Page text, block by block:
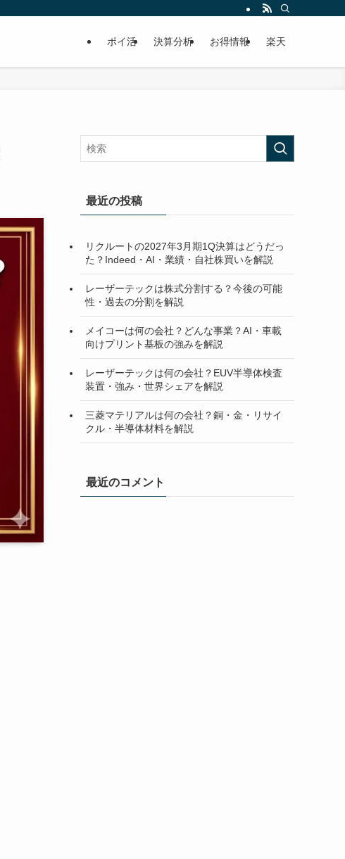
ポイ活 決算分析 お得情報 楽天
最近の投稿
リクルートの2027年3月期1Q決算はどうだっ
た？Indeed・AI・業績・自社株買いを解説
レーザーテックは株式分割する？今後の可能
性・過去の分割を解説
メイコーは何の会社？どんな事業？AI・車載
向けプリント基板の強みを解説
レーザーテックは何の会社？EUV半導体検査
装置・強み・世界シェアを解説
三菱マテリアルは何の会社？銅・金・リサイ
クル・半導体材料を解説
最近のコメント